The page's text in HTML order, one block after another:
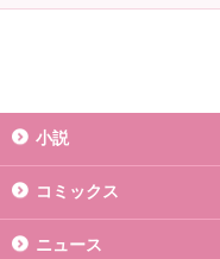
小説
コミックス
ニュース